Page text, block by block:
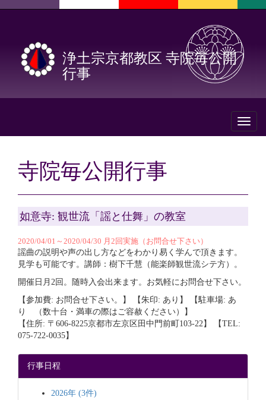
浄土宗京都教区 寺院毎公開
行事
Toggle
寺院毎公開行事
如意寺: 観世流「謡と仕舞」の教室
2020/04/01～2020/04/30 月2回実施（お問合せ下さい）
謡曲の説明や声の出し方などをわかり易く学んで頂きます。
見学も可能です。講師：樹下千慧（能楽師観世流シテ方）。
開催日月2回。随時入会出来ます。お気軽にお問合せ下さい。
【参加費: お問合せ下さい。】 【朱印: あり】 【駐車場: あ
り （数十台・満車の際はご容赦ください）】
【住所: 〒606-8225京都市左京区田中門前町103-22】 【TEL:
075-722-0035】
行事日程
2026年 (3件)